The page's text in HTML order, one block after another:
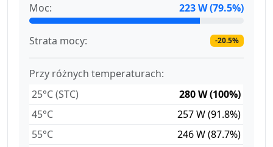
Moc:
223 W (79.5%)
Strata mocy: -20.5%
Przy różnych temperaturach:
25°C (STC)
280 W (100%)
45°C
257 W (91.8%)
55°C
246 W (87.7%)